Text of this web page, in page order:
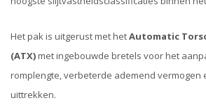
Het pak is uitgerust met hetAutomatic
(ATX)met ingebouwde bretels voor het
romplengte, verbeterde ademend vermogen
uittrekken.